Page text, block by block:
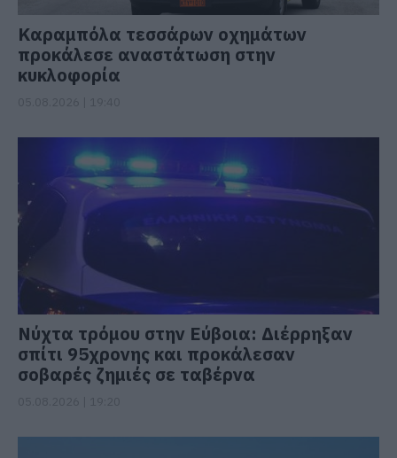
Καραμπόλα τεσσάρων οχημάτων
προκάλεσε αναστάτωση στην
κυκλοφορία
Νύχτα τρόμου στην Εύβοια: Διέρρηξαν
σπίτι 95χρονης και προκάλεσαν
σοβαρές ζημιές σε ταβέρνα